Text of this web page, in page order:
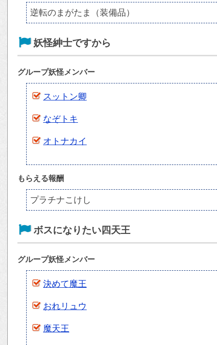
逆転のまがたま（装備品）
妖怪紳士ですから
グループ妖怪メンバー
スットン卿
なぞトキ
オトナカイ
もらえる報酬
プラチナこけし
ボスになりたい四天王
グループ妖怪メンバー
決めて魔王
おれリュウ
魔天王